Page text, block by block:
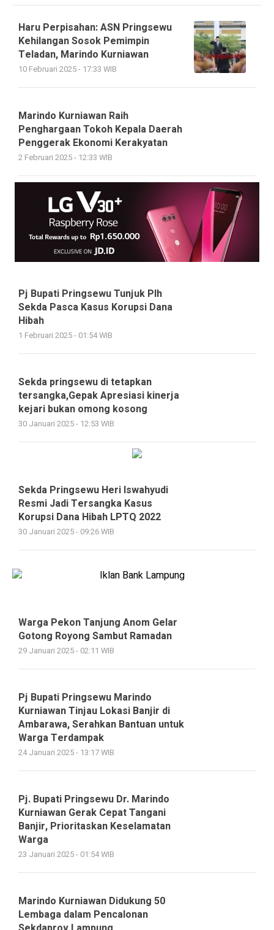
Haru Perpisahan: ASN Pringsewu
Kehilangan Sosok Pemimpin
Teladan, Marindo Kurniawan
10 Februari 2025 - 17:33 WIB
Marindo Kurniawan Raih
Penghargaan Tokoh Kepala Daerah
Penggerak Ekonomi Kerakyatan
2 Februari 2025 - 12:33 WIB
Pj Bupati Pringsewu Tunjuk Plh
Sekda Pasca Kasus Korupsi Dana
Hibah
1 Februari 2025 - 01:54 WIB
Sekda pringsewu di tetapkan
tersangka,Gepak Apresiasi kinerja
kejari bukan omong kosong
30 Januari 2025 - 12:53 WIB
Sekda Pringsewu Heri Iswahyudi
Resmi Jadi Tersangka Kasus
Korupsi Dana Hibah LPTQ 2022
30 Januari 2025 - 09:26 WIB
Warga Pekon Tanjung Anom Gelar
Gotong Royong Sambut Ramadan
29 Januari 2025 - 02:11 WIB
Pj Bupati Pringsewu Marindo
Kurniawan Tinjau Lokasi Banjir di
Ambarawa, Serahkan Bantuan untuk
Warga Terdampak
24 Januari 2025 - 13:17 WIB
Pj. Bupati Pringsewu Dr. Marindo
Kurniawan Gerak Cepat Tangani
Banjir, Prioritaskan Keselamatan
Warga
23 Januari 2025 - 01:54 WIB
Marindo Kurniawan Didukung 50
Lembaga dalam Pencalonan